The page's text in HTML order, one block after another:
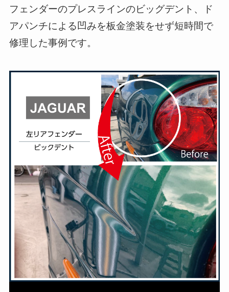
フェンダーのプレスラインのビッグデント、ド
アパンチによる凹みを板金塗装をせず短時間で
修理した事例です。